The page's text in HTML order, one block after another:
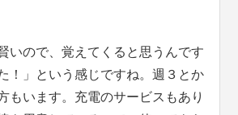
いので、覚えてくると思うんです
！」という感じですね。週３とか
もいます。充電のサービスもあり